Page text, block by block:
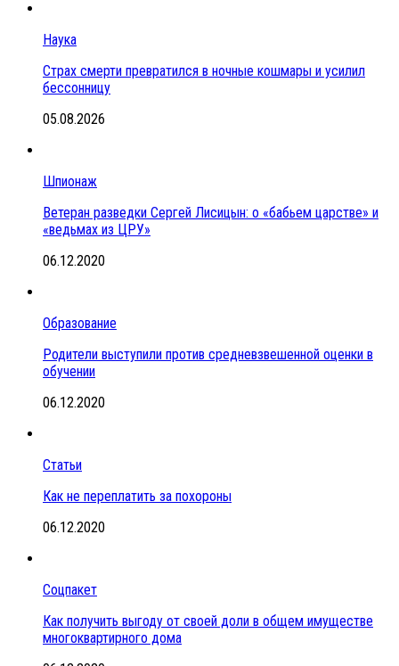
Наука
Страх смерти превратился в ночные кошмары и усилил
бессонницу
05.08.2026
Шпионаж
Ветеран разведки Сергей Лисицын: о «бабьем царстве» и
«ведьмах из ЦРУ»
06.12.2020
Образование
Родители выступили против средневзвешенной оценки в
обучении
06.12.2020
Статьи
Как не переплатить за похороны
06.12.2020
Соцпакет
Как получить выгоду от своей доли в общем имуществе
многоквартирного дома